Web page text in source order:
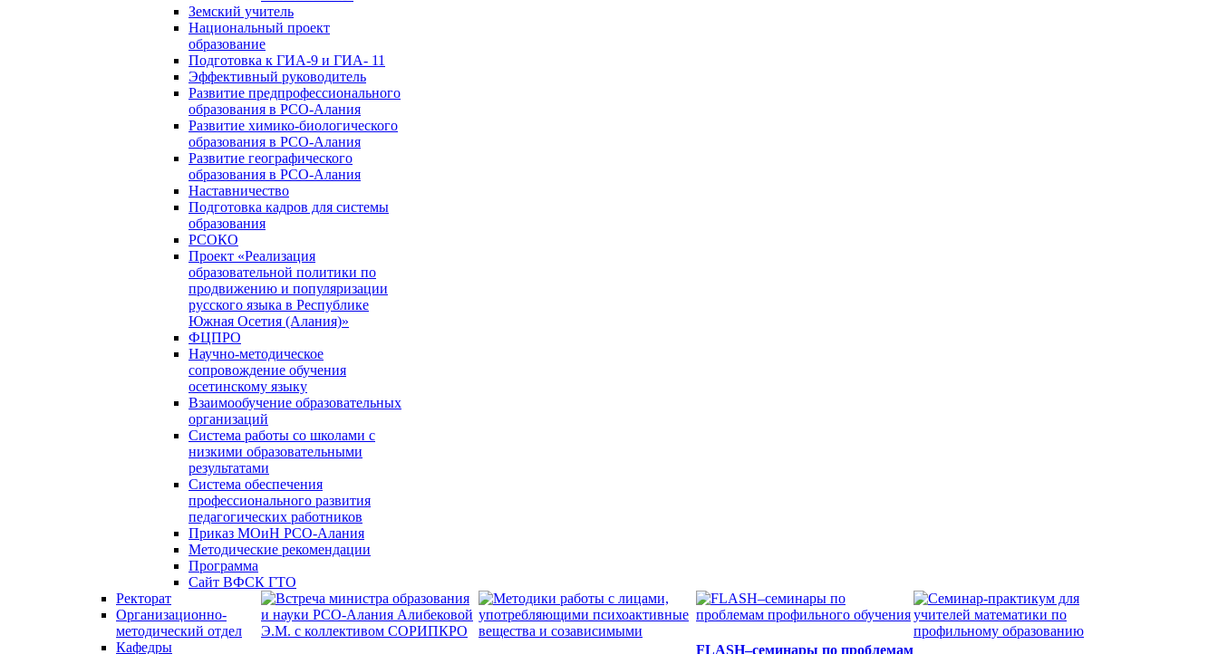
Земский учитель
Национальный проект
образование
Подготовка к ГИА-9 и ГИА- 11
Эффективный руководитель
Развитие предпрофессионального
образования в РСО-Алания
Развитие химико-биологического
образования в РСО-Алания
Развитие географического
образования в РСО-Алания
Наставничество
Подготовка кадров для системы
образования
РСОКО
Проект «Реализация
образовательной политики по
продвижению и популяризации
русского языка в Республике
Южная Осетия (Алания)»
ФЦПРО
Научно-методическое
сопровождение обучения
осетинскому языку
Взаимообучение образовательных
организаций
Система работы со школами с
низкими образовательными
результатами
Система обеспечения
профессионального развития
педагогических работников
Приказ МОиН РСО-Алания
Методические рекомендации
Программа
Сайт ВФСК ГТО
Ректорат
Организационно-
методический отдел
Кафедры
FLASH–семинары по проблемам